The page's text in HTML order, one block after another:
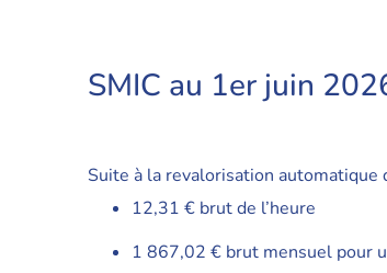
SMIC au 1er juin
Suite à la revalorisation automatique
12,31 € brut de l’heure
1 867,02 € brut mensuel pour